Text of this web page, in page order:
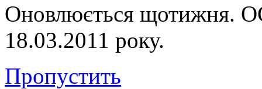
Оновлюється
18.03.2011 року.
Пропустить